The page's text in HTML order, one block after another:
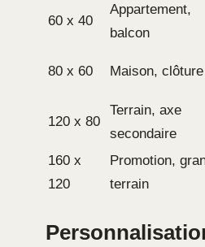
60 x 40
Appartement,
balcon
80 x 60 Maison, clôture
120 x 80
Terrain, axe
secondaire
160 x
120
Promotion,
terrain